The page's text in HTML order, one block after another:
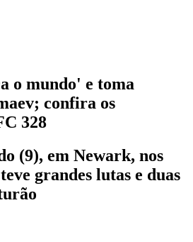
o mundo' e toma
confira os
328
(9), em Newark, nos
grandes lutas e duas